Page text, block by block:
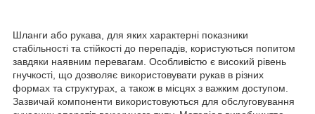
Шланги або рукава, для яких характерні показники
стабільності та стійкості до перепадів, користуються попитом
завдяки наявним перевагам. Особливістю є високий рівень
гнучкості, що дозволяє використовувати рукав в різних
формах та структурах, а також в місцях з важким доступом.
Зазвичай компоненти використовуються для обслуговування